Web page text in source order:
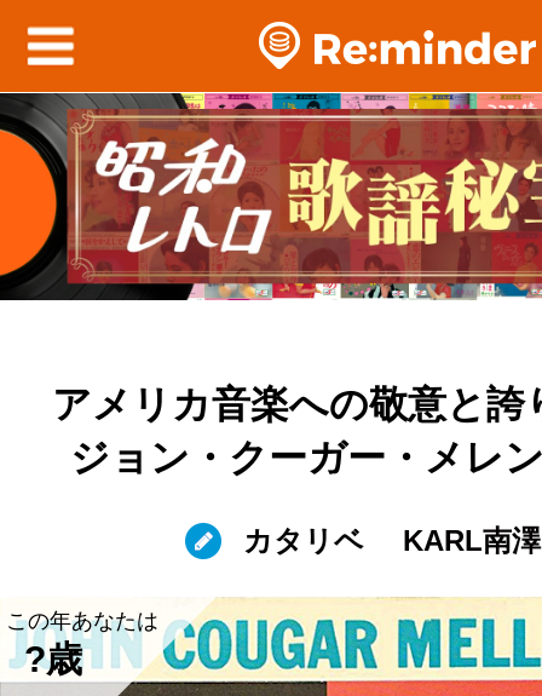
アメリカ音楽への敬意と誇
ジョン・クーガー・メレ
カタリベ KARL南澤
この年あなたは
?歳